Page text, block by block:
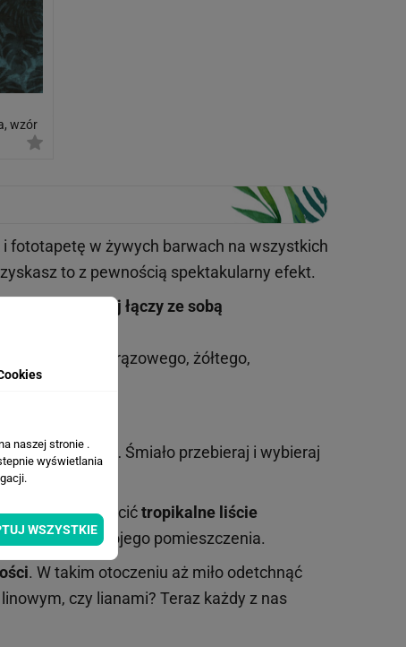
wzór
fototapetę w żywych barwach na wszystkich
to z pewnością spektakularny efekt.
najczęściej łączy ze sobą
beżowego, brązowego, żółtego,
butelkowa… Śmiało przebieraj i wybieraj
możesz umieścićtropikalne liście
zielone tłoTwojego pomieszczenia.
. W takim otoczeniu aż miło odetchnąć
czy lianami? Teraz każdy z nas
naszej stronie .
wyświetlania
WSZYSTKIE